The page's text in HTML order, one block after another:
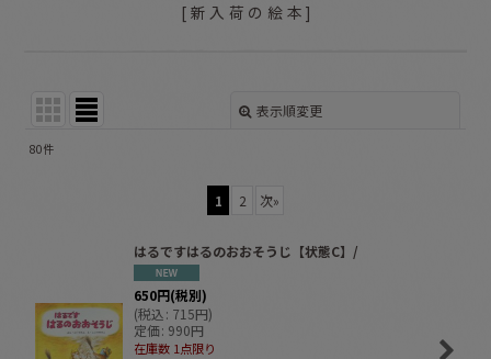
[ 新入荷の絵本]
表示順変更
80件
1 2 次»
はるですはるのおおそうじ【状態C】/
650円(税別)
(税込: 715円)
定価: 990円
在庫数 1点限り